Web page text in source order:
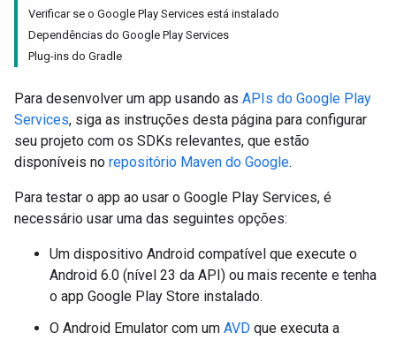
Verificar se o Google Play Services está instalado
Dependências do Google Play Services
Plug-ins do Gradle
Para desenvolver um app usando as APIs do Google Play
Services, siga as instruções desta página para configurar
seu projeto com os SDKs relevantes, que estão
disponíveis no repositório Maven do Google.
Para testar o app ao usar o Google Play Services, é
necessário usar uma das seguintes opções:
Um dispositivo Android compatível que execute o
Android 6.0 (nível 23 da API) ou mais recente e tenha
o app Google Play Store instalado.
O Android Emulator com um AVD que executa a